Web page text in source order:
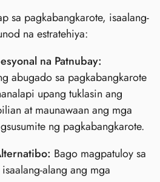
sa pagkabangkarote, isaalang-
na estratehiya:
na Patnubay:
abugado sa pagkabangkarote
upang tuklasin ang
at maunawaan ang mga
ng pagkabangkarote.
Bago magpatuloy sa
alang ang mga